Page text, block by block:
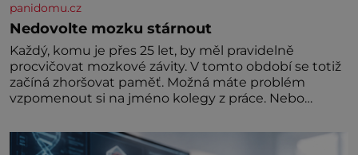
panidomu.cz
Nedovolte mozku stárnout
Každý, komu je přes 25 let, by měl pravidelně
procvičovat mozkové závity. V tomto období se totiž
začíná zhoršovat paměť. Možná máte problém
vzpomenout si na jméno kolegy z práce. Nebo
nedávno přečetli. Je to opravdu tak, s věkem jako
kdyby se paměť rozhodla stávkovat. Cvičte